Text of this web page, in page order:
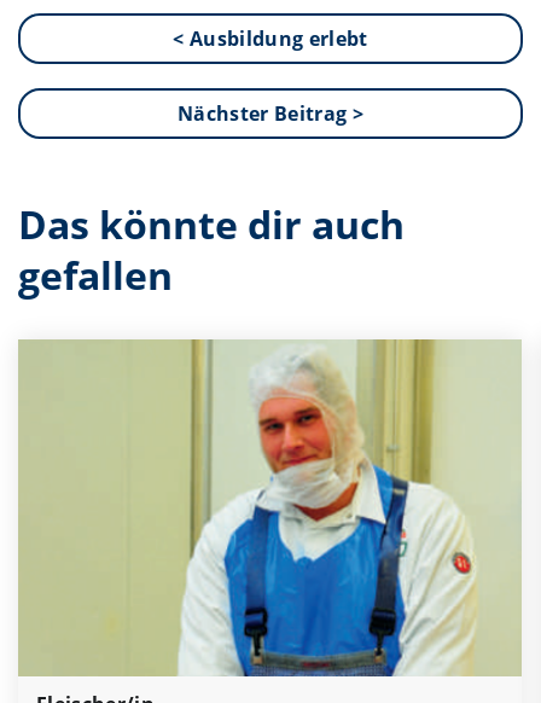
< Ausbildung erlebt
Nächster Beitrag >
Das könnte dir auch
gefallen